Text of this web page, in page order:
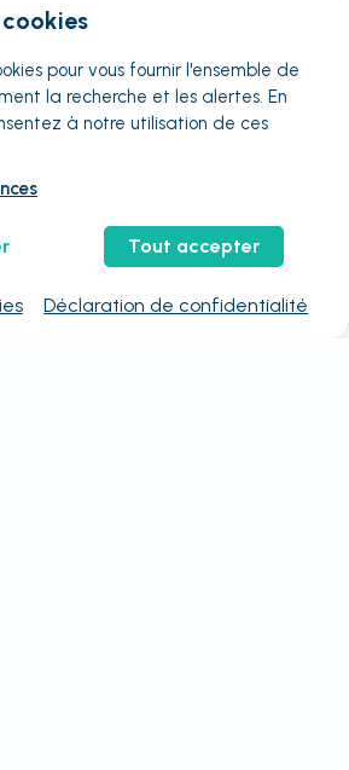
pour vous fournir l'ensemble de
la recherche et les alertes. En
à notre utilisation de ces
Tout accepter
Déclaration de confidentialité